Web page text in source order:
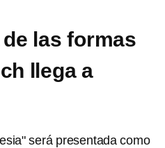
las formas
llega a
será presentada como